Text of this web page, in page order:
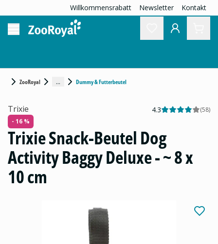
Willkommensrabatt Newsletter Kontakt
ZooRoyal ... Dummy & Futterbeutel
Trixie 4.3 (58)
- 16 %
Trixie Snack-Beutel Dog
Activity Baggy Deluxe - ~ 8 x
10 cm